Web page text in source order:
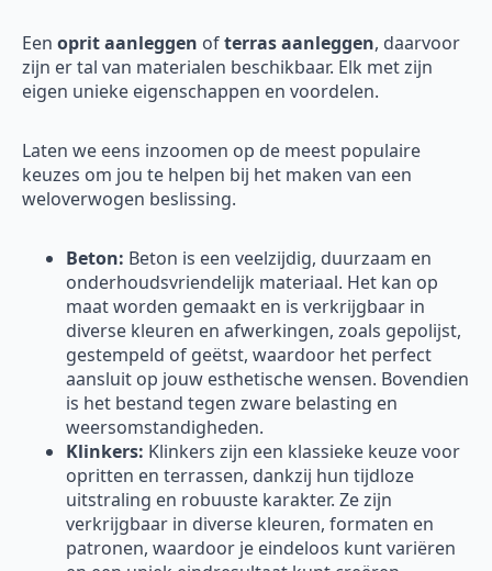
Een oprit aanleggen ofterras aanleggen, daarvoor
zijn er tal van materialen beschikbaar. Elk met zijn
eigen unieke eigenschappen en voordelen.
Laten we eens inzoomen op de meest populaire
keuzes om jou te helpen bij het maken van een
weloverwogen beslissing.
Beton: Beton is een veelzijdig, duurzaam en
onderhoudsvriendelijk materiaal. Het kan op
maat worden gemaakt en is verkrijgbaar in
diverse kleuren en afwerkingen, zoals gepolijst,
gestempeld of geëtst, waardoor het perfect
aansluit op jouw esthetische wensen. Bovendien
is het bestand tegen zware belasting en
weersomstandigheden.
Klinkers: Klinkers zijn een klassieke keuze voor
opritten en terrassen, dankzij hun tijdloze
uitstraling en robuuste karakter. Ze zijn
verkrijgbaar in diverse kleuren, formaten en
patronen, waardoor je eindeloos kunt variëren